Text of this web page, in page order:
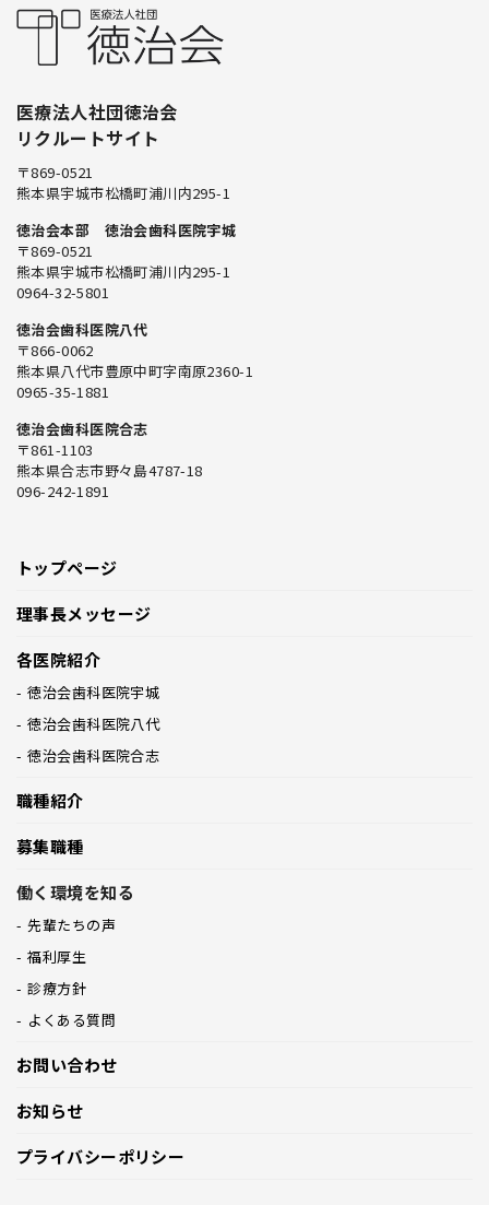
医療法人社団徳治会
リクルートサイト
〒869-0521
熊本県宇城市松橋町浦川内295-1
徳治会本部 徳治会歯科医院宇城
〒869-0521
熊本県宇城市松橋町浦川内295-1
0964-32-5801
徳治会歯科医院八代
〒866-0062
熊本県八代市豊原中町字南原2360-1
0965-35-1881
徳治会歯科医院合志
〒861-1103
熊本県合志市野々島4787-18
096-242-1891
トップページ
理事長メッセージ
各医院紹介
徳治会歯科医院宇城
徳治会歯科医院八代
徳治会歯科医院合志
職種紹介
募集職種
働く環境を知る
先輩たちの声
福利厚生
診療方針
よくある質問
お問い合わせ
お知らせ
プライバシーポリシー